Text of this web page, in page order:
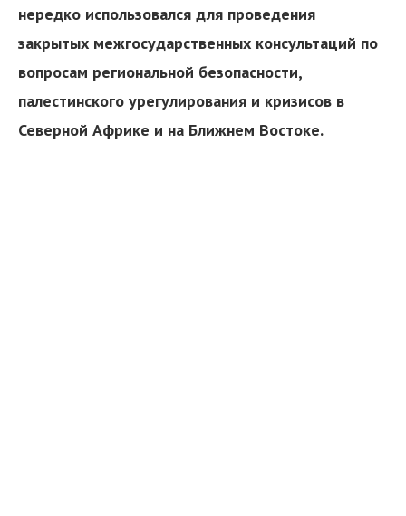
нередко использовался для проведения
закрытых межгосударственных консультаций по
вопросам региональной безопасности,
палестинского урегулирования и кризисов в
Северной Африке и на Ближнем Востоке.